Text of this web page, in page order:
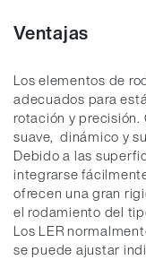
Ventajas
Los elementos de
adecuados para
rotación y
suave, dinámico y
Debido a las
integrarse
ofrecen una gran
el rodamiento del
Los LER
se puede ajustar